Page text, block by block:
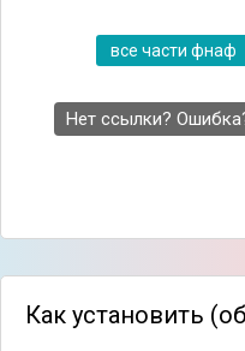
В Five Nights At
действительно
с мастерской подачей
будоражащими
все части фнаф
Нет ссылки?
Как установить